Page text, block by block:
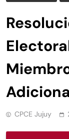
CPCE Jujuy